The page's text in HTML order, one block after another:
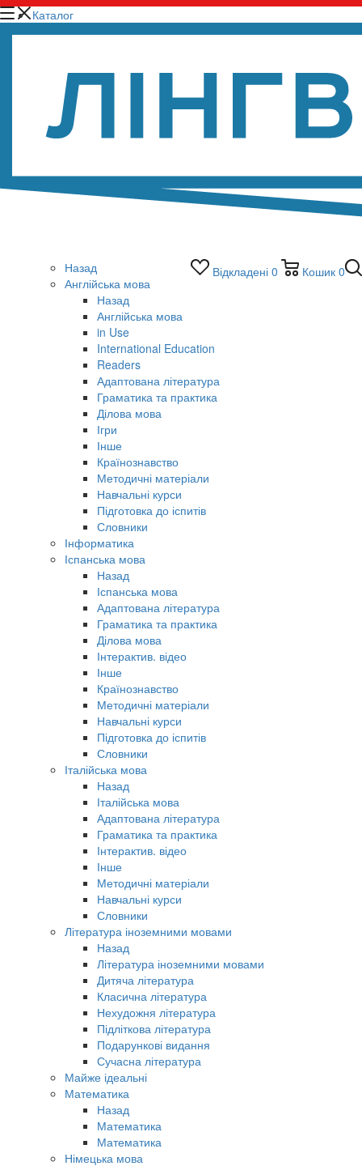
Відкладені 0 Кошик 0
Каталог
Назад
Англійська мова
Назад
Англійська мова
in Use
International Education
Readers
Адаптована література
Граматика та практика
Ділова мова
Ігри
Інше
Країнознавство
Методичні матеріали
Навчальні курси
Підготовка до іспитів
Словники
Інформатика
Іспанська мова
Назад
Іспанська мова
Адаптована література
Граматика та практика
Ділова мова
Інтерактив. відео
Інше
Країнознавство
Методичні матеріали
Навчальні курси
Підготовка до іспитів
Словники
Італійська мова
Назад
Італійська мова
Адаптована література
Граматика та практика
Інтерактив. відео
Інше
Методичні матеріали
Навчальні курси
Словники
Література іноземними мовами
Назад
Література іноземними мовами
Дитяча література
Класична література
Нехудожня література
Підліткова література
Подарункові видання
Сучасна література
Майже ідеальні
Математика
Назад
Математика
Математика
Німецька мова